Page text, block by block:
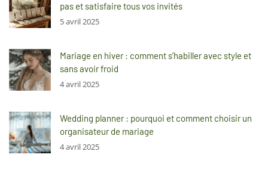
pas et satisfaire tous vos invités
5 avril 2025
Mariage en hiver : comment s’habiller avec style et
sans avoir froid
4 avril 2025
Wedding planner : pourquoi et comment choisir un
organisateur de mariage
4 avril 2025